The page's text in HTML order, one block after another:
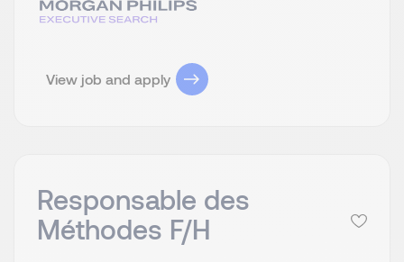
View job and apply
Responsable des
Méthodes F/H